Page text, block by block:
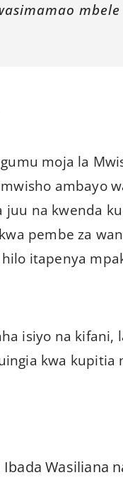
moja la
ambayo
na kwenda
pembe za
itapenya
isiyo na
kwa kupitia
Wasiliana